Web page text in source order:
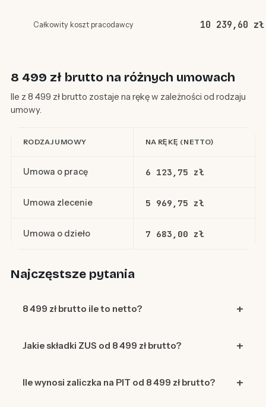
Całkowity koszt pracodawcy 10 239,60 zł
8 499 zł brutto na różnych umowach
Ile z 8 499 zł brutto zostaje na rękę w zależności od rodzaju
umowy.
RODZAJ UMOWY NA RĘKĘ (NETTO)
Umowa o pracę 6 123,75 zł
Umowa zlecenie 5 969,75 zł
Umowa o dzieło 7 683,00 zł
Najczęstsze pytania
8 499 zł brutto ile to netto?
Jakie składki ZUS od 8 499 zł brutto?
Ile wynosi zaliczka na PIT od 8 499 zł brutto?